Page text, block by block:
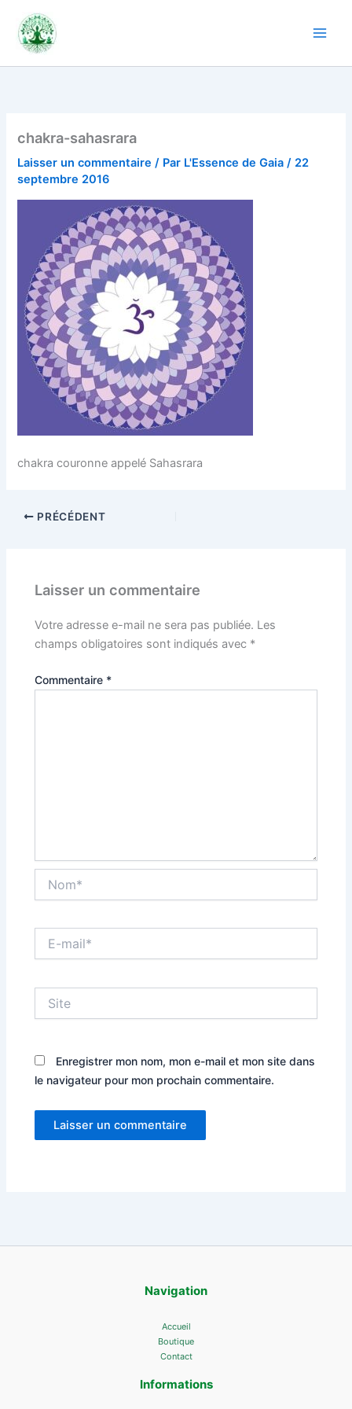
contenu
chakra-sahasrara
Laisser un commentaire / Par L'Essence de Gaia/ 22
septembre 2016
chakra couronne appelé Sahasrara
PRÉCÉDENT
Laisser un commentaire
Votre adresse e-mail ne sera pas publiée. Les
champs obligatoires sont indiqués avec *
Commentaire *
mail*
Enregistrer mon nom, mon e-mail et mon site dans
le navigateur pour mon prochain commentaire.
Navigation
Accueil
Boutique
Contact
Informations